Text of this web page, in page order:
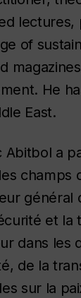
lectures,
of
He
East.
Abitbol a
champs
général
et la
dans les
de la
sur la